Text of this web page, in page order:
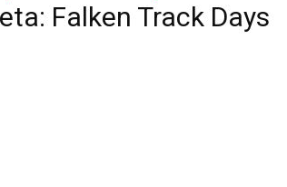
Falken Track Days